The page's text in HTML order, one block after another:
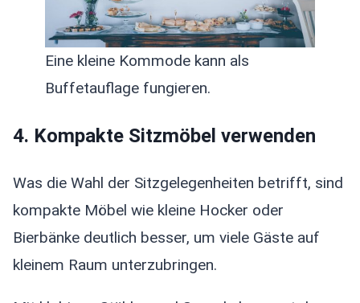
Eine kleine Kommode kann als
Buffetauflage fungieren.
4. Kompakte Sitzmöbel verwenden
Was die Wahl der Sitzgelegenheiten betrifft, sind
kompakte Möbel wie kleine Hocker oder
Bierbänke deutlich besser, um viele Gäste auf
kleinem Raum unterzubringen.